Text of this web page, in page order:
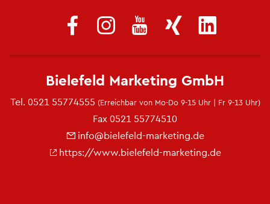
Bie­le­feld Mar­ke­ting GmbH
Tel. 0521 55774555 (Er­reich­bar von Mo-Do 9-15 Uhr | Fr 9-13 Uhr)
Fax 0521 55774510
info@​bielefeld-​marketing.​de
https://​www.​bielefeld-​marketing.​de